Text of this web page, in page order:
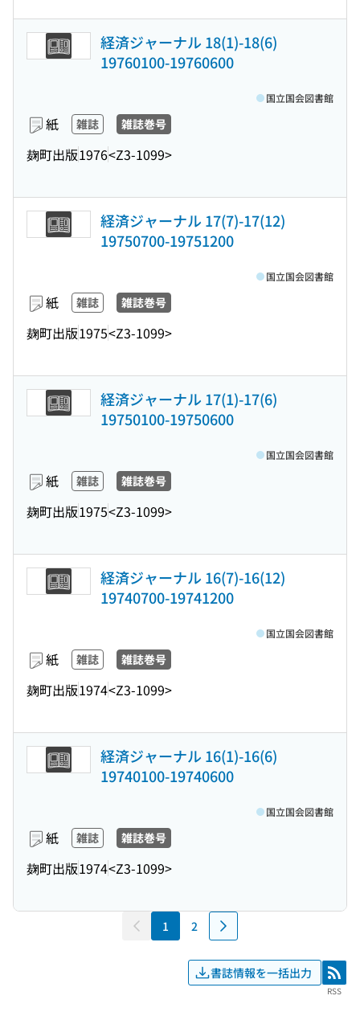
経済ジャーナル 18(1)-18(6)
19760100-19760600
紙 雑誌 雑誌巻号
麹町出版1976<Z3-1099>
国立国会図書館
経済ジャーナル 17(7)-17(12)
19750700-19751200
紙 雑誌 雑誌巻号
麹町出版1975<Z3-1099>
国立国会図書館
経済ジャーナル 17(1)-17(6)
19750100-19750600
紙 雑誌 雑誌巻号
麹町出版1975<Z3-1099>
国立国会図書館
経済ジャーナル 16(7)-16(12)
19740700-19741200
紙 雑誌 雑誌巻号
麹町出版1974<Z3-1099>
国立国会図書館
経済ジャーナル 16(1)-16(6)
19740100-19740600
紙 雑誌 雑誌巻号
麹町出版1974<Z3-1099>
国立国会図書館
1 2
書誌情報を一括出力 RSS
RSS